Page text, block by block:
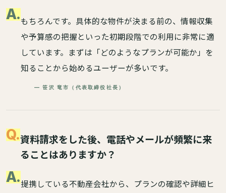
A.もちろんです。具体的な物件が決まる前の、情報収集
や予算感の把握といった初期段階での利用に非常に適
しています。まずは「どのようなプランが可能か」を
知ることから始めるユーザーが多いです。
— 笹沢 竜市（代表取締役社長）
Q.資料請求をした後、電話やメールが頻繁に来
ることはありますか？
A.提携している不動産会社から、プランの確認や詳細ヒ